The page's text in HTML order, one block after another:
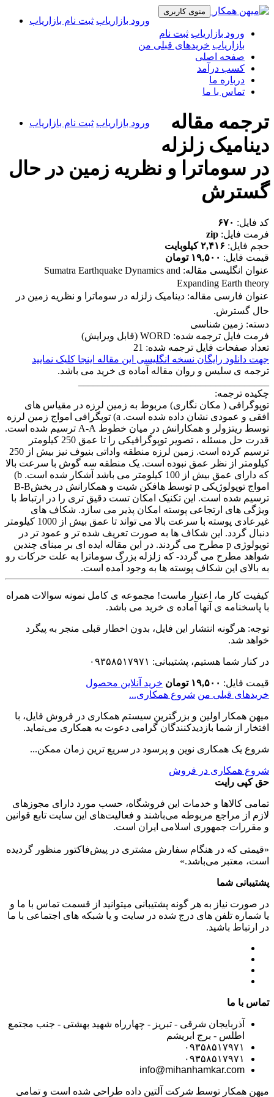
منوی کاربری
ورود بازاریاب ثبت نام بازاریاب
ورود بازاریاب ثبت نام
بازاریاب خریدهای قبلی من
صفحه اصلی
کسب درآمد
درباره ما
تماس با ما
ورود بازاریاب ثبت نام بازاریاب
ترجمه مقاله
دینامیک زلزله
در سوماترا و نظریه زمین در حال
گسترش
کد فایل: ۶۷۰
فرمت فایل: zip
حجم فایل: ۲,۴۱۶ کیلوبایت
قیمت فایل: ۱۹,۵۰۰ تومان
عنوان انگلیسی مقاله: Sumatra Earthquake Dynamics and
Expanding Earth theory
عنوان فارسی مقاله: دینامیک زلزله در سوماترا و نظریه زمین در
حال گسترش.
دسته: زمین شناسی
فرمت فایل ترجمه شده: WORD (قابل ویرایش)
تعداد صفحات فایل ترجمه شده: 21
جهت دانلود رایگان نسخه انگلیسی این مقاله اینجا کلیک نمایید
ترجمه ی سلیس و روان مقاله آماده ی خرید می باشد.
چکیده ترجمه:
توپوگرافی ( مکان نگاری) مربوط به زمین لرزه در مقیاس های
افقی و عمودی نشان داده شده است. a) توپگرافی امواج زمین لرزه
توسط ریتزولر و همکارانش در میان خطوط A-A ترسیم شده است.
قدرت حل مسئله ، تصویر توپوگرافیکی را تا عمق 250 کیلومتر
ترسیم کرده است. زمین لرزه منطقه واداتی بنیوف نیز بیش از 250
کیلومتر از نظر عمق نبوده است. یک منطقه سه گوش با سرعت بالا
که دارای عمق بیش از 100 کیلومتر می باشد آشکار شده است. b)
امواج توپولوژیکی p توسط هافکن شیت و همکارانش در بخشB-B
ترسیم شده است. این تکنیک امکان تست دقیق تری را در ارتباط با
ویژگی های ارتجاعی پوسته امکان پذیر می سازد. شکاف های
غیرعادی پوسته با سرعت بالا می تواند تا عمق بیش از 1000 کیلومتر
دنبال گردد. این شکاف ها به صورت تعریف شده تر و عمود تر در
توپولوژی p مطرح می گردند. در این مقاله ایده ای بر مبنای چندین
شواهد مطرح می گردد- که زلزله بزرگ سوماترا به علت حرکات رو
به بالای این شکاف پوسته ها به وجود آمده است.
کیفیت کار ما، اعتبار ماست! مجموعه ی کامل نمونه سوالات همراه
با پاسخنامه ی آنها آماده ی خرید می باشد.
توجه: هرگونه انتشار این فایل، بدون اخطار قبلی منجر به پیگرد
خواهد شد.
در کنار شما هستیم، پشتیبانی: ۰۹۳۵۸۵۱۷۹۷۱
قیمت فایل: ۱۹,۵۰۰ تومان
خرید آنلاین محصول
خریدهای قبلی من شروع همکاری...
میهن همکار اولین و بزرگترین سیستم همکاری در فروش فایل، با
افتخار از شما بازدیدکنندگان گرامی دعوت به همکاری می‌نماید.
شروع یک همکاری نوین و پرسود در سریع ترین زمان ممکن...
شروع همکاری در فروش
حق کپی رایت
تمامی كالاها و خدمات اين فروشگاه، حسب مورد دارای مجوزهای
لازم از مراجع مربوطه می‌باشند و فعاليت‌های اين سايت تابع قوانين
و مقررات جمهوری اسلامی ايران است.
«قیمتی که در هنگام سفارش مشتری در پیش‌­فاکتور منظور گرديده
است، معتبر می‌باشد.»
پشتیبانی شما
در صورت نیاز به هر گونه پشتیبانی میتوانید از قسمت تماس با ما و
یا شماره تلفن های درج شده در سایت و یا شبکه های اجتماعی با ما
در ارتباط باشید.
تماس با ما
آذربایجان شرقی - تبریز - چهارراه شهید بهشتی - جنب مجتمع
اطلس - برج ابریشم
۰۹۳۵۸۵۱۷۹۷۱
۰۹۳۵۸۵۱۷۹۷۱
info@mihanhamkar.com
میهن همکار توسط شرکت آلتین داده طراحی شده است و تمامی